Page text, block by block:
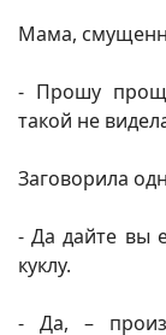
Мама,
- Прошу
такой не
Заговорила
- Да дайте вы
куклу.
- Да, –